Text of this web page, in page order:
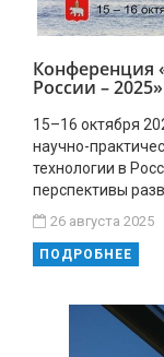
Конференция
России – 2025»
15–16 октября
научно-
технологии в
перспективы
26 августа 2025
ПОДРОБНЕЕ